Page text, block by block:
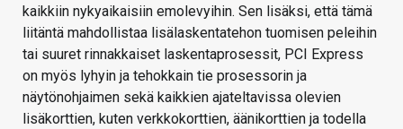
kaikkiin nykyaikaisiin emolevyihin. Sen lisäksi, että tämä
liitäntä mahdollistaa lisälaskentatehon tuomisen peleihin
tai suuret rinnakkaiset laskentaprosessit, PCI Express
on myös lyhyin ja tehokkain tie prosessorin ja
näytönohjaimen sekä kaikkien ajateltavissa olevien
lisäkorttien, kuten verkkokorttien, äänikorttien ja todella